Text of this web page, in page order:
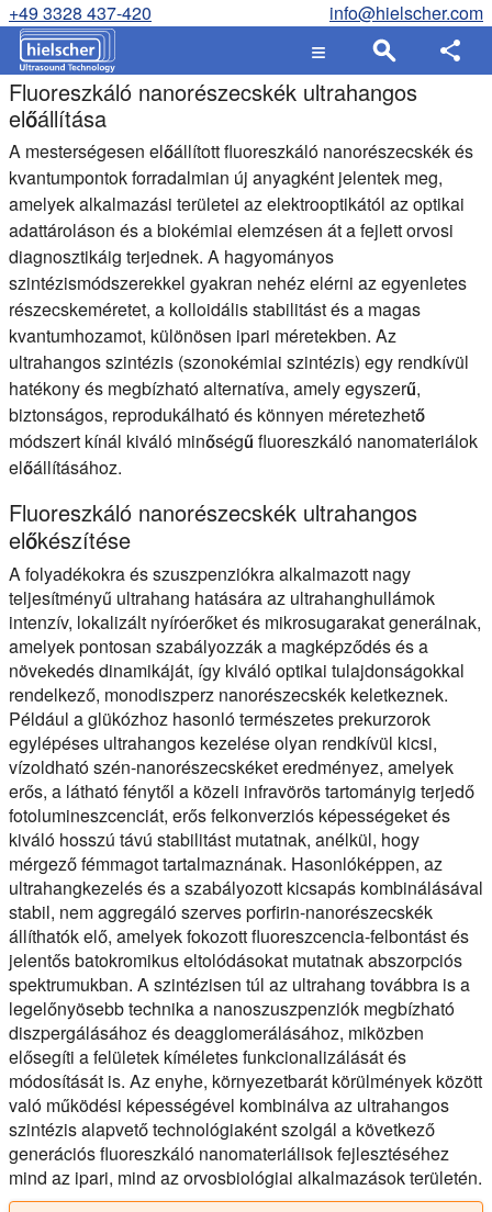
+49 3328 437-420 info@hielscher.com
Fluoreszkáló nanorészecskék ultrahangos
előállítása
A mesterségesen előállított fluoreszkáló nanorészecskék és
kvantumpontok forradalmian új anyagként jelentek meg,
amelyek alkalmazási területei az elektrooptikától az optikai
adattároláson és a biokémiai elemzésen át a fejlett orvosi
diagnosztikáig terjednek. A hagyományos
szintézismódszerekkel gyakran nehéz elérni az egyenletes
részecskeméretet, a kolloidális stabilitást és a magas
kvantumhozamot, különösen ipari méretekben. Az
ultrahangos szintézis (szonokémiai szintézis) egy rendkívül
hatékony és megbízható alternatíva, amely egyszerű,
biztonságos, reprodukálható és könnyen méretezhető
módszert kínál kiváló minőségű fluoreszkáló nanomateriálok
előállításához.
Fluoreszkáló nanorészecskék ultrahangos
előkészítése
A folyadékokra és szuszpenziókra alkalmazott nagy
teljesítményű ultrahang hatására az ultrahanghullámok
intenzív, lokalizált nyíróerőket és mikrosugarakat generálnak,
amelyek pontosan szabályozzák a magképződés és a
növekedés dinamikáját, így kiváló optikai tulajdonságokkal
rendelkező, monodiszperz nanorészecskék keletkeznek.
Például a glükózhoz hasonló természetes prekurzorok
egylépéses ultrahangos kezelése olyan rendkívül kicsi,
vízoldható szén-nanorészecskéket eredményez, amelyek
erős, a látható fénytől a közeli infravörös tartományig terjedő
fotolumineszcenciát, erős felkonverziós képességeket és
kiváló hosszú távú stabilitást mutatnak, anélkül, hogy
mérgező fémmagot tartalmaznának. Hasonlóképpen, az
ultrahangkezelés és a szabályozott kicsapás kombinálásával
stabil, nem aggregáló szerves porfirin-nanorészecskék
állíthatók elő, amelyek fokozott fluoreszcencia-felbontást és
jelentős batokromikus eltolódásokat mutatnak abszorpciós
spektrumukban. A szintézisen túl az ultrahang továbbra is a
legelőnyösebb technika a nanoszuszpenziók megbízható
diszpergálásához és deagglomerálásához, miközben
elősegíti a felületek kíméletes funkcionalizálását és
módosítását is. Az enyhe, környezetbarát körülmények között
való működési képességével kombinálva az ultrahangos
szintézis alapvető technológiaként szolgál a következő
generációs fluoreszkáló nanomateriálisok fejlesztéséhez
mind az ipari, mind az orvosbiológiai alkalmazások területén.